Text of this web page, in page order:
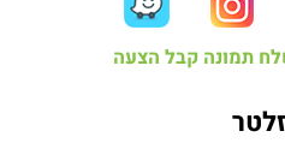
תמונה קבל הצעה